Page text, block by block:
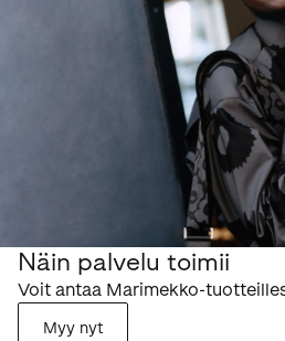
Näin palvelu toimii
Voit antaa Marimekko-
Myy nyt